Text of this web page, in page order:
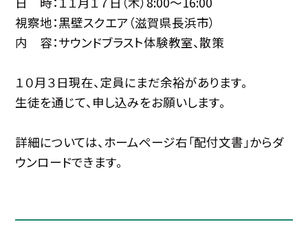
視察地：黒壁スクエア（滋賀県長浜市）
内 容：サウンドブラスト体験教室、散策
１０月３日現在、定員にまだ余裕があります。
生徒を通じて、申し込みをお願いします。
詳細については、ホームページ右「配付文書」からダ
ウンロードできます。